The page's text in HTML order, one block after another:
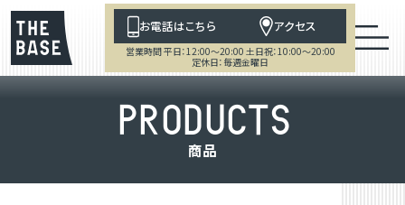
お電話はこちら アクセス
営業時間 平日：12:00～20:00 土日祝：10:00～20:00
定休日：毎週金曜日
PRODUCTS
商品